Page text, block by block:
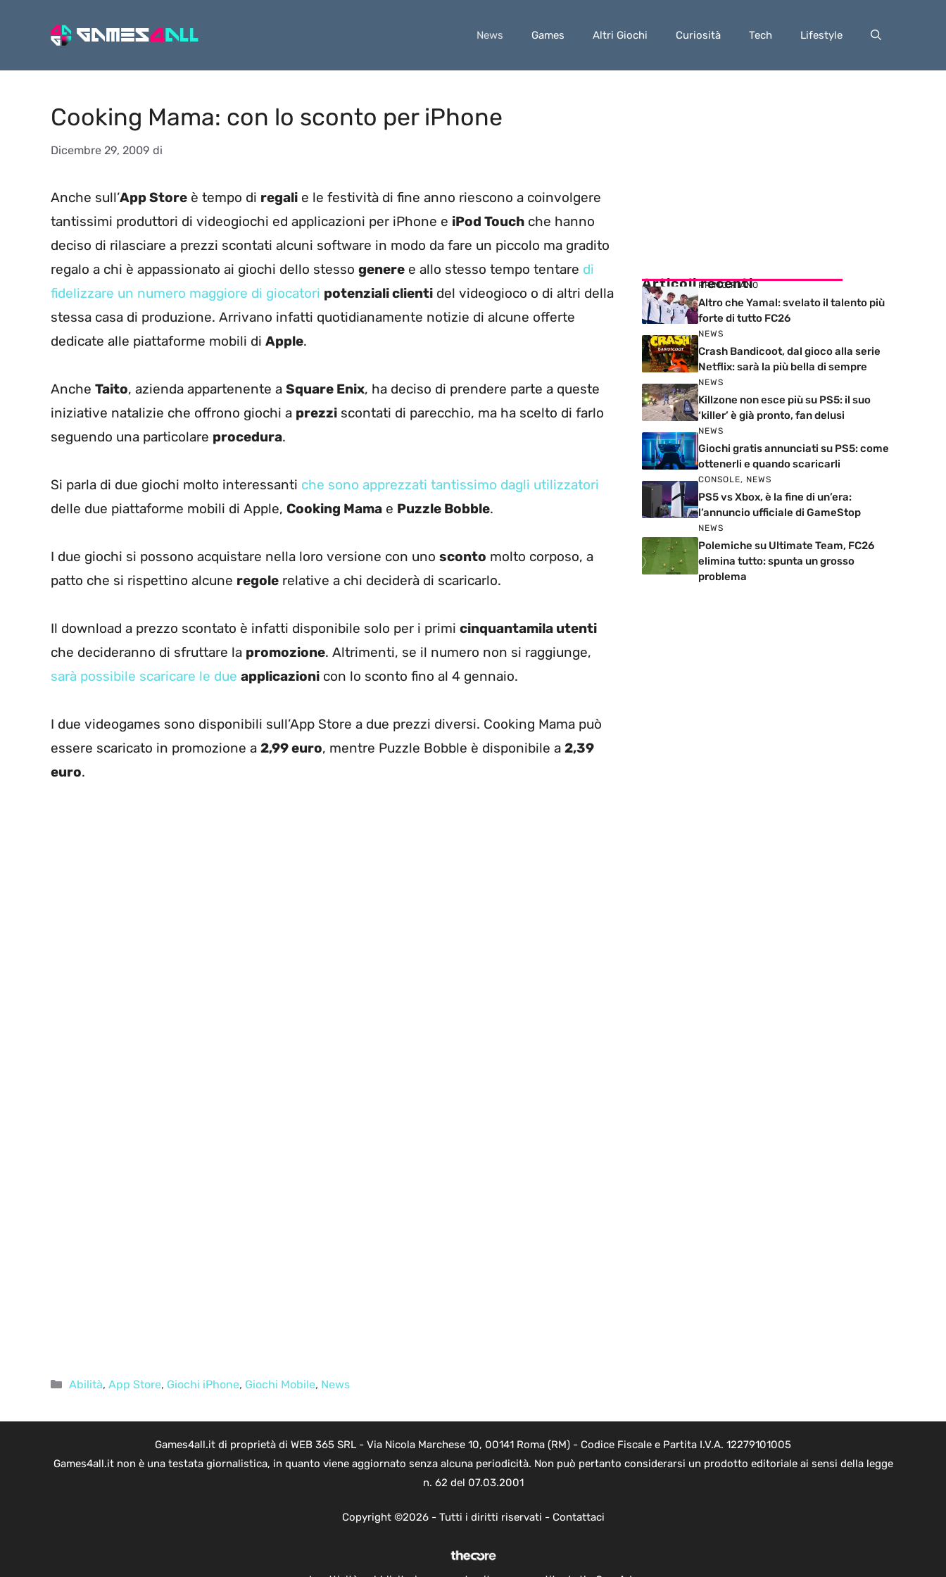
News Games Altri Giochi Curiosità Tech Lifestyle
Cooking Mama: con lo sconto per iPhone
Dicembre 29, 2009 di
Anche sull’App Store è tempo di regali e le festività di fine anno riescono a coinvolgere
tantissimi produttori di videogiochi ed applicazioni per iPhone e iPod Touch che hanno
deciso di rilasciare a prezzi scontati alcuni software in modo da fare un piccolo ma gradito
regalo a chi è appassionato ai giochi dello stesso genere e allo stesso tempo tentare di
fidelizzare un numero maggiore di giocatori potenziali clienti del videogioco o di altri della
stessa casa di produzione. Arrivano infatti quotidianamente notizie di alcune offerte
dedicate alle piattaforme mobili di Apple.
Anche Taito, azienda appartenente a Square Enix, ha deciso di prendere parte a queste
iniziative natalizie che offrono giochi a prezzi scontati di parecchio, ma ha scelto di farlo
seguendo una particolare procedura.
Si parla di due giochi molto interessanti che sono apprezzati tantissimo dagli utilizzatori
delle due piattaforme mobili di Apple, Cooking Mama e Puzzle Bobble.
I due giochi si possono acquistare nella loro versione con uno sconto molto corposo, a
patto che si rispettino alcune regole relative a chi deciderà di scaricarlo.
Il download a prezzo scontato è infatti disponibile solo per i primi cinquantamila utenti
che decideranno di sfruttare la promozione. Altrimenti, se il numero non si raggiunge,
sarà possibile scaricare le due applicazioni con lo sconto fino al 4 gennaio.
I due videogames sono disponibili sull’App Store a due prezzi diversi. Cooking Mama può
essere scaricato in promozione a 2,99 euro, mentre Puzzle Bobble è disponibile a 2,39
euro.
Categorie
Abilità, App Store, Giochi iPhone, Giochi Mobile, News
Articoli recenti
PRIMO PIANO
Altro che Yamal: svelato il talento più
forte di tutto FC26
NEWS
Crash Bandicoot, dal gioco alla serie
Netflix: sarà la più bella di sempre
NEWS
Killzone non esce più su PS5: il suo
‘killer’ è già pronto, fan delusi
NEWS
Giochi gratis annunciati su PS5: come
ottenerli e quando scaricarli
CONSOLE, NEWS
PS5 vs Xbox, è la fine di un’era:
l’annuncio ufficiale di GameStop
NEWS
Polemiche su Ultimate Team, FC26
elimina tutto: spunta un grosso
problema
Games4all.it di proprietà di WEB 365 SRL - Via Nicola Marchese 10, 00141 Roma (RM) - Codice Fiscale e Partita I.V.A. 12279101005
Games4all.it non è una testata giornalistica, in quanto viene aggiornato senza alcuna periodicità. Non può pertanto considerarsi un prodotto editoriale ai sensi della legge
n. 62 del 07.03.2001
Copyright ©2026 - Tutti i diritti riservati - Contattaci